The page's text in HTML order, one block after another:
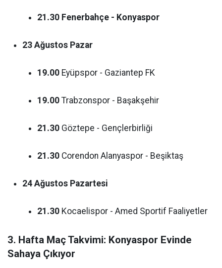
21.30 Fenerbahçe - Konyaspor
23 Ağustos Pazar
19.00 Eyüpspor - Gaziantep FK
19.00 Trabzonspor - Başakşehir
21.30 Göztepe - Gençlerbirliği
21.30 Corendon Alanyaspor - Beşiktaş
24 Ağustos Pazartesi
21.30 Kocaelispor - Amed Sportif Faaliyetler
3. Hafta Maç Takvimi: Konyaspor Evinde
Sahaya Çıkıyor